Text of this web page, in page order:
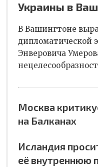
Украины в
В Вашингтоне
дипломатической
Энверовича
Москва
на Балканах
Исландия
её внутреннюю